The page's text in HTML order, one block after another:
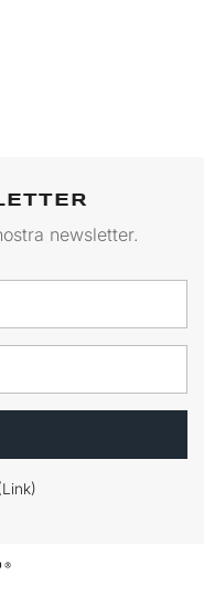
newsletter.
Link)